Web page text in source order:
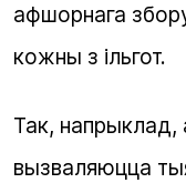
афшорнага
кожны з ільгот.
Так, напрыклад,
вызваляюцца тыя